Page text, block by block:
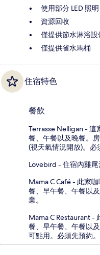
使用部分 LED 照明
資源回收
僅提供節水淋浴設
僅提供省水馬桶
住宿特色
餐飲
Terrasse Nelligan -
餐、午餐以及晚餐。
(視天氣情況開放)。必
Lovebird - 住宿內雞尾
Mama C Café - 此家
餐、早午餐、午餐以
業。
Mama C Restaurant -
餐、早午餐、午餐以
可點用。必須先預約。